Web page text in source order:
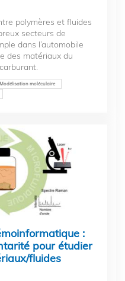
polymères et fluides
secteurs de
dans l’automobile
des matériaux du
moléculaire
:
pour étudier
fluides